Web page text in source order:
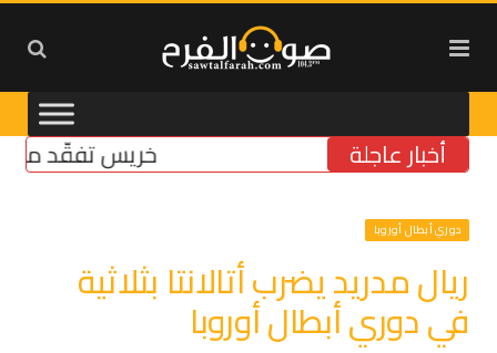
أخبار عاجلة خريس تفقّد مركز
دوري أبطال أوروبا
ريال مدريد يضرب أتالانتا بثلاثية
في دوري أبطال أوروبا